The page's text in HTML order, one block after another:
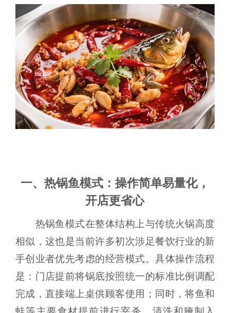
一、热锅鱼模式：操作简单易量化，
开店更省心
热锅鱼模式在整体结构上与传统火锅高度
相似，这也是当前许多初次涉足餐饮行业的新
手创业者优先考虑的经营模式。具体操作流程
是：门店提前将锅底按照统一的标准比例调配
完成，直接端上桌供顾客使用；同时，将鱼和